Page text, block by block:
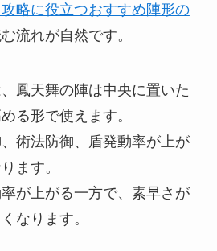
略に役立つおすすめ陣形の
流れが自然です。
鳳天舞の陣は中央に置いた
る形で使えます。
術法防御、盾発動率が上が
ます。
が上がる一方で、素早さが
なります。